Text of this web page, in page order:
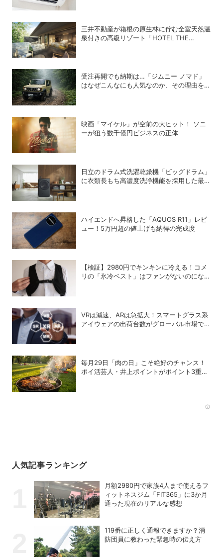
三井不動産が箱根の原生林に佇む全室天然温
泉付きの高級リゾート「HOTEL THE
受注再開でも納期は…「ジムニー ノマド」
はなぜこんなにも人気なのか、その理由を徹
映画「マイケル」が空前の大ヒット！ ソニ
ーが狙う数千億円ビジネスの正体
日立のドラム式洗濯乾燥機「ビッグドラム」
に衣類長もち高濃度洗浄機能を採用した最新
ハイエンドへ昇格した「AQUOS R11」レビ
ュー！5万円超の値上げも納得の完成度
【検証】2980円でキンキンに冷える！コメ
リの「氷冷ベスト」はファンがないのになぜ
VRは減速、ARは急拡大！スマートグラス系
アイウェアの出荷台数がグローバル市場で急
毎月29日「肉の日」こそ絶好のチャンス！
ポイ活芸人・井上ポイントがポイント3重取
人気記事ランキング
月額2980円で家族4人まで使えるフ
ィットネスジム「FIT365」に3か月
通った現在のリアルな感想
119番に正しく通報できますか？消
防団員に教わった緊急時の伝え方